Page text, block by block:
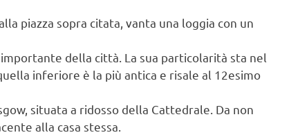
piazza sopra citata, vanta una loggia con un
della città. La sua particolarità sta nel
inferiore è la più antica e risale al 12esimo
situata a ridosso della Cattedrale. Da non
alla casa stessa.